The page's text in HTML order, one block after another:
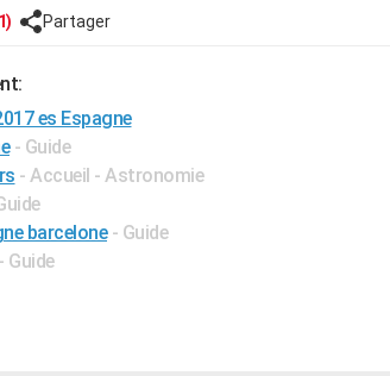
Partager
es Espagne
- Guide
- Accueil - Astronomie
barcelone - Guide
- Guide